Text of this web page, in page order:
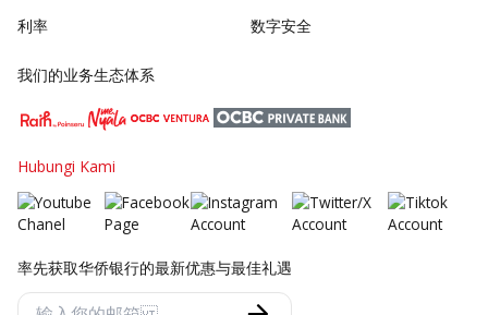
利率
数字安全
我们的业务生态体系
Hubungi Kami
率先获取华侨银行的最新优惠与最佳礼遇